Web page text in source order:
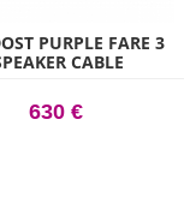
PURPLE FARE 3
CABLE
630 €